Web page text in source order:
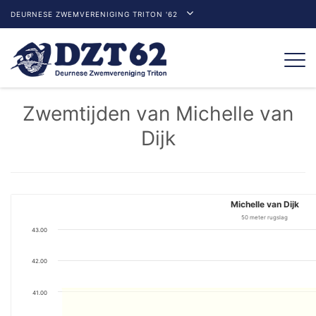
DEURNESE ZWEMVERENIGING TRITON '62
Zwemtijden van Michelle van
Dijk
Michelle van Dijk
50 meter rugslag
41.00
42.00
43.00